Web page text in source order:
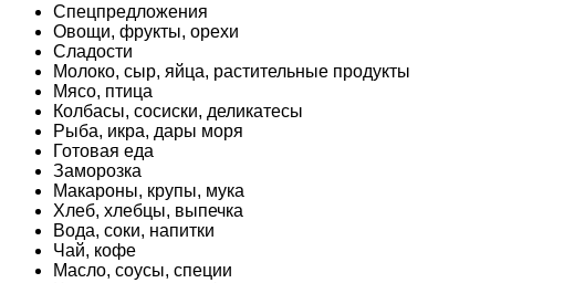
Спецпредложения
Овощи, фрукты, орехи
Сладости
Молоко, сыр, яйца, растительные продукты
Мясо, птица
Колбасы, сосиски, деликатесы
Рыба, икра, дары моря
Готовая еда
Заморозка
Макароны, крупы, мука
Хлеб, хлебцы, выпечка
Вода, соки, напитки
Чай, кофе
Масло, соусы, специи